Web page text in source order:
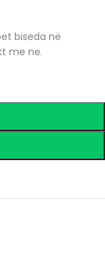
biseda në
me ne.